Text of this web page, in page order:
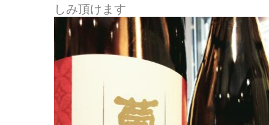
しみ頂けます